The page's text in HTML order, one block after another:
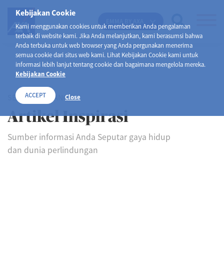
Kebijakan Cookie
Kami menggunakan cookies untuk memberikan Anda pengalaman
terbaik di website kami. Jika Anda melanjutkan, kami berasumsi bahwa
Anda terbuka untuk web browser yang Anda pergunakan menerima
semua cookie dari situs web kami. Lihat Kebijakan Cookie kami untuk
informasi lebih lanjut tentang cookie dan bagaimana mengelola mereka.
Kebijakan Cookie
ACCEPT Close
SELAMAT DATANG DI
Artikel Inspirasi
Sumber informasi Anda Seputar gaya hidup
dan dunia perlindungan